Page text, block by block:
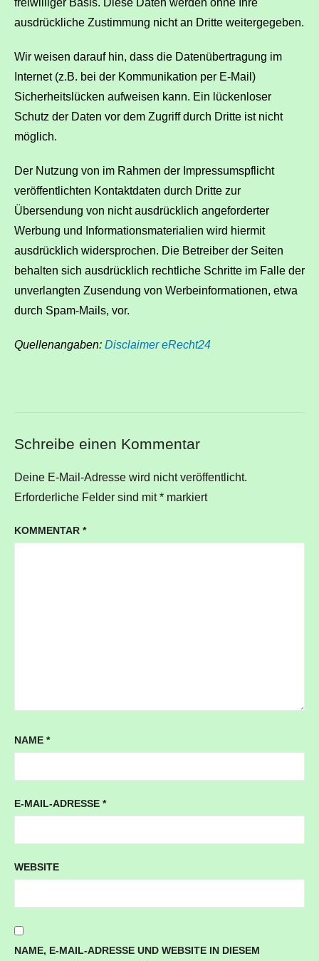
freiwilliger Basis. Diese Daten werden ohne Ihre
ausdrückliche Zustimmung nicht an Dritte weitergegeben.
Wir weisen darauf hin, dass die Datenübertragung im
Internet (z.B. bei der Kommunikation per E-Mail)
Sicherheitslücken aufweisen kann. Ein lückenloser
Schutz der Daten vor dem Zugriff durch Dritte ist nicht
möglich.
Der Nutzung von im Rahmen der Impressumspflicht
veröffentlichten Kontaktdaten durch Dritte zur
Übersendung von nicht ausdrücklich angeforderter
Werbung und Informationsmaterialien wird hiermit
ausdrücklich widersprochen. Die Betreiber der Seiten
behalten sich ausdrücklich rechtliche Schritte im Falle der
unverlangten Zusendung von Werbeinformationen, etwa
durch Spam-Mails, vor.
Quellenangaben: Disclaimer eRecht24
Schreibe einen Kommentar
Deine E-Mail-Adresse wird nicht veröffentlicht.
Erforderliche Felder sind mit* markiert
KOMMENTAR *
NAME *
E-MAIL-ADRESSE *
WEBSITE
NAME, E-MAIL-ADRESSE UND WEBSITE IN DIESEM